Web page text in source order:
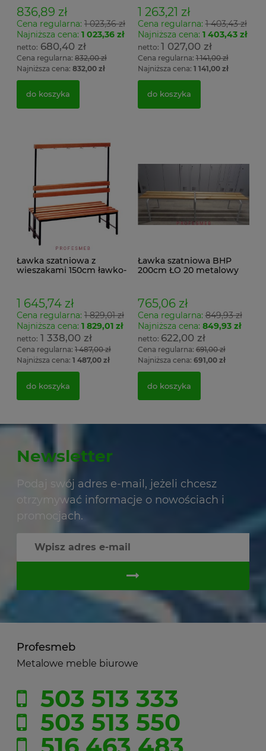
836,89 zł
Cena regularna: 1 023,36 zł
Najniższa cena: 1 023,36 zł
680,40 zł
Cena regularna: 832,00 zł
Najniższa cena: 832,00 zł
do koszyka
1 263,21 zł
Cena regularna:1 403,43 zł
Najniższa cena: 1 403,43 zł
1 027,00 zł
Cena regularna:1 141,00 zł
Najniższa cena: 1 141,00 zł
do koszyka
Ławka szatniowa z
wieszakami 150cm ławko-
1 645,74 zł
Cena regularna: 1 829,01 zł
Najniższa cena: 1 829,01 zł
1 338,00 zł
Cena regularna: 1 487,00 zł
Najniższa cena: 1 487,00 zł
do koszyka
Ławka szatniowa BHP
200cm ŁO 20 metalowy
765,06 zł
Cena regularna:849,93 zł
Najniższa cena: 849,93 zł
622,00 zł
Cena regularna:691,00 zł
Najniższa cena: 691,00 zł
do koszyka
Newsletter
Podaj swój adres e-mail, jeżeli chcesz
otrzymywać informacje o nowościach i
promocjach.
Profesmeb
Metalowe meble biurowe
503 513 333
503 513 550